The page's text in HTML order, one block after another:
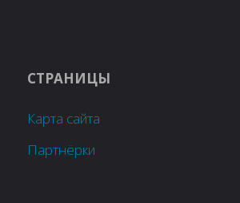
СТРАНИЦЫ
Карта сайта
Партнёрки